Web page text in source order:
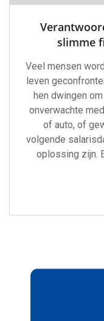
slimme
Veel mensen
leven
hen dwingen
onverwachte
of auto, of
volgende
oplossing zijn.